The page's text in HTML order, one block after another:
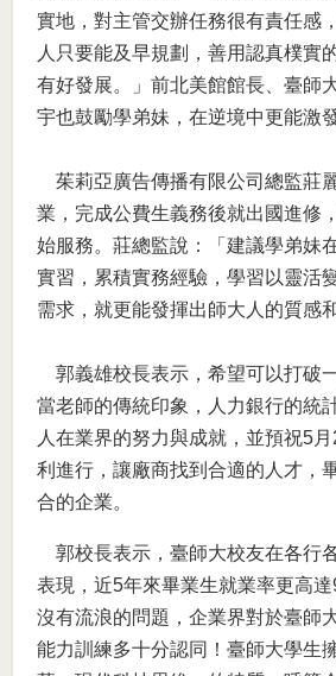
實地，對主管交辦任務很有責任感
人只要能及早規劃，善用認真樸實
有好發展。」前北美館館長、臺師
宇也鼓勵學弟妹，在逆境中更能激
茱莉亞廣告傳播有限公司總監莊
業，完成公費生義務後就出國進修
始服務。莊總監說：「建議學弟妹
實習，累積實務經驗，學習以靈活
需求，就更能發揮出師大人的質感
郭義雄校長表示，希望可以打破
當老師的傳統印象，人力銀行的統
人在業界的努力與成就，並預祝5
利進行，讓廠商找到合適的人才，
合的企業。
郭校長表示，臺師大校友在各行
表現，近5年來畢業生就業率更高
沒有流浪的問題，企業界對於臺師
能力訓練多十分認同！臺師大學生